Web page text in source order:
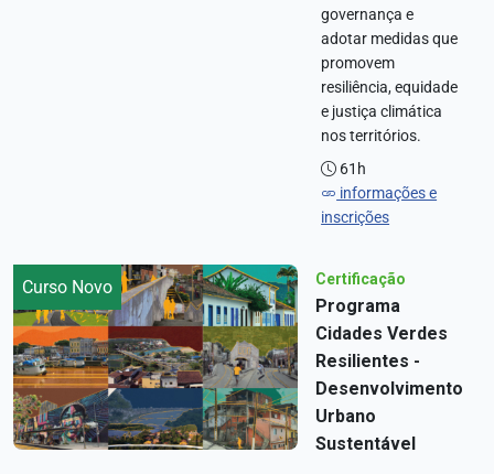
governança e
adotar medidas que
promovem
resiliência, equidade
e justiça climática
nos territórios.
61h
informações e
inscrições
Curso Novo Certificação
Programa
Cidades Verdes
Resilientes -
Desenvolvimento
Urbano
Sustentável